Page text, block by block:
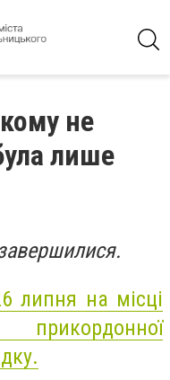
не
лише
липня на місці
прикордонної